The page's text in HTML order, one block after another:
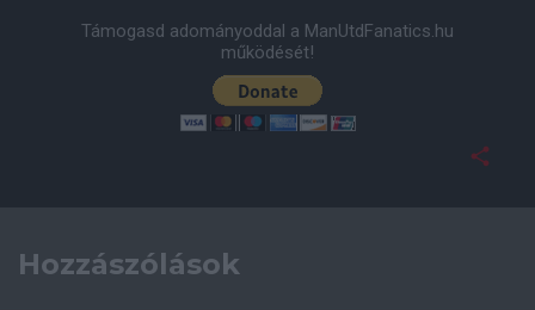
Támogasd adományoddal a ManUtdFanatics.hu
működését!
Hozzászólások